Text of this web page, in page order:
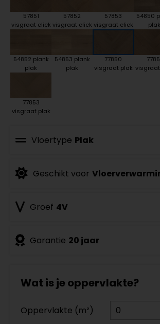
57851
visgraat click
57852
visgraat click
57853
visgraat click
54850
plak
54852 plank
plak
54853 plank
plak
77850
visgraat plak
77853
visgraat plak
Vloertype Plak
Geschikt voor
Groef 4V
Garantie 20 jaar
Wat is je oppervlakte?
Oppervlakte (m²)